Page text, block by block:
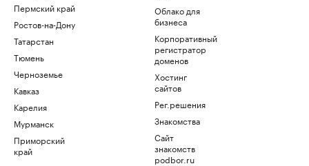
Пермский край
Ростов-на-Дону
Татарстан
Тюмень
Черноземье
Кавказ
Карелия
Мурманск
Приморский
край
Облако для
бизнеса
Корпоративный
регистратор
доменов
Хостинг
сайтов
Рег.решения
Знакомства
Сайт
знакомств
podbor.ru